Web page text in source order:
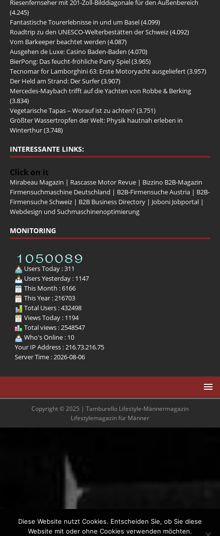
Riesenfernseher mit 201-Zoll-Bilddiagonale für den Außenbereich
(4.245)
Fantastische Tourerlebnisse in und um Basel(4.099)
Roadtrip zu den UNESCO-Welterbestätten der Schweiz(4.092)
Vom Barkeeper beachtet werden (4.087)
Ausgehen de Luxe: Casino Baden-Baden (4.070)
BierPong: Das feucht-fröhliche Party Spiel(3.965)
Tecnomar for Lamborghini 63: Erste Motoryacht ausgeliefert(3.957)
Der Held am Strand: Der Surfer(3.907)
Mercedes-Maybach trifft auf die Yachten von Robbe & Berking
(3.834)
Vegetarische Tapas – Worauf ist zu achten?(3.751)
Größter Wassertropfen der Welt: Physik hautnah erleben in
Winterthur(3.748)
INTERESSANTE LINKS:
Click on it
Mirabeau Magazin | Rascasse Motor Revue | Bizzino B2B-Magazin
Firmensuchmaschine Deutschland | B2B-Firmensuche Austria | B2B-
Firmensuche Schweiz | B2B Business Directory | Joboni Jobportal |
Webdesign und Suchmaschinenoptimierung
MONITORING
Users Today : 311
Users Yesterday : 1147
This Month : 6166
This Year : 216703
Total Users : 432498
Views Today : 1194
Total views : 2548547
Who's Online : 10
Your IP Address : 216.73.216.75
Server Time : 2026-08-06
Copyright © 2025 | Tamburello Lifestyle-Männermagazin
Lifestylemagazin für Männer
Diese Website nutzt Cookies. Entscheiden Sie, ob Sie diese
Website mit oder ohne Cookies verwenden möchten.